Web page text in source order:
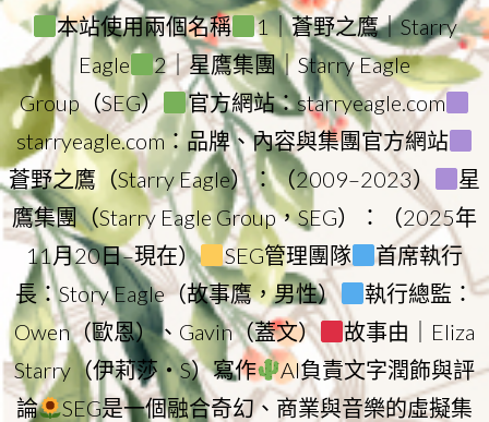
本站使用兩個名稱
1｜蒼野之鷹｜Starry
Eagle
2｜星鷹集團｜Starry Eagle
Group（SEG）
官方網站：starryeagle.com
starryeagle.com：品牌、內容與集團官方網站
蒼野之鷹（Starry Eagle）：（2009–2023）
星
鷹集團（Starry Eagle Group，SEG）：（2025年
11月20日–現在）
SEG管理團隊
首席執行
長：Story Eagle（故事鷹，男性）
執行總監：
Owen（歐恩）、Gavin（蓋文）
故事由｜Eliza
Starry（伊莉莎・S）寫作
AI負責文字潤飾與評
論
SEG是一個融合奇幻、商業與音樂的虛擬集